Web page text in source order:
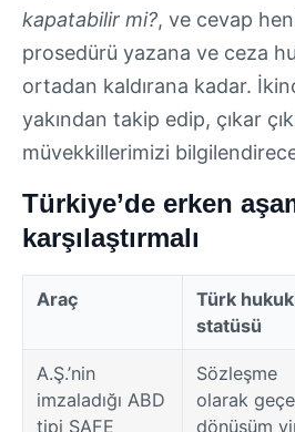
kapatabilir mi?, ve cevap
prosedürü yazana ve ceza
ortadan kaldırana kadar.
yakından takip edip, çıkar
müvekkillerimizi
Türkiye’de erken
karşılaştırmalı
Araç
Türk
statüsü
A.Ş.’nin
imzaladığı ABD
tipi SAFE
Sözleşme
olarak
dönüşüm